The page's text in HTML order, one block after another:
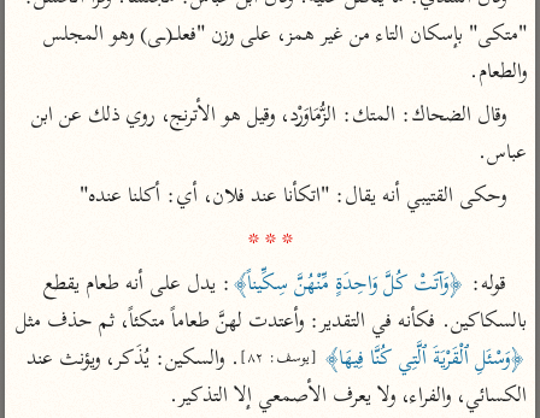
تفسير قتادة
اشترك لتصلك أخبار مشاريعنا
راسلنا •تليجرام • تويتر
تعليمات •عن الباحث القرآني
والطعام.
عباس.
وحكى القتيبي أنه يقال: "اتكأنا عند فلان، أي: أكلنا عنده"
* * *
قوله: ﴿وَآتَتْ كُلَّ وَاحِدَةٍ مِّنْهُنَّ سِكِّيناً﴾
بالسكاكين. فكأنه في التقدير: وأعتدت لهنَّ طعاماً متكئاً، ثم حذف مثل
﴿وَسْئَلِ ٱلْقَرْيَةَ ٱلَّتِي كُنَّا فِيهَا﴾ [يوسف: ٨٢]
الكسائي، والفراء، ولا يعرف الأصمعي إلا التذكير.